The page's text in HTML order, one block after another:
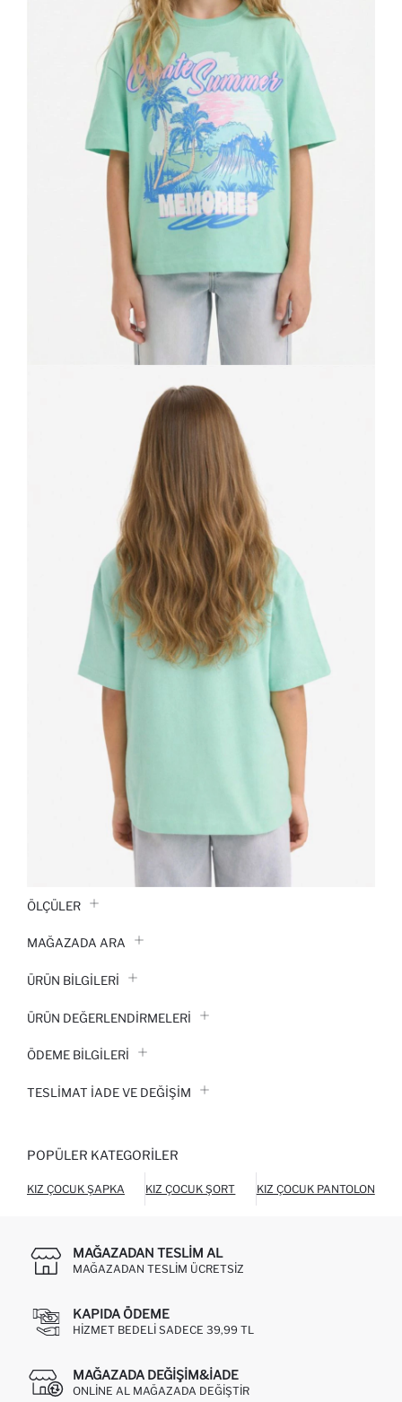
ÖLÇÜLER
MAĞAZADA ARA
ÜRÜN BILGILERI
ÜRÜN DEĞERLENDİRMELERİ
ÖDEME BİLGİLERİ
TESLIMAT İADE VE DEĞIŞIM
POPÜLER KATEGORILER
KIZ ÇOCUK ŞAPKA KIZ ÇOCUK ŞORT KIZ ÇOCUK PANTOLON
MAĞAZADAN TESLIM AL
MAĞAZADAN TESLIM ÜCRETSIZ
KAPIDA ÖDEME
HIZMET BEDELI SADECE 39,99 TL
MAĞAZADA DEĞIŞIM&İADE
ONLINE AL MAĞAZADA DEĞIŞTIR